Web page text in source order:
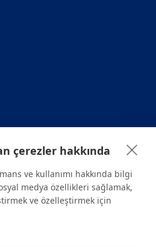
bilgilendirme amaçlıdır.
için mutlaka doktoruza ya da bir sağlık
çerezler hakkında
ve kullanımı hakkında bilgi
medya özellikleri sağlamak,
ve özelleştirmek için